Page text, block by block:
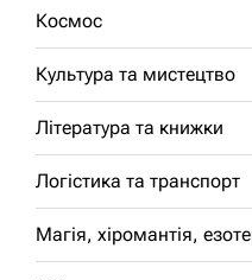
Космос
Культура та мистецтво
Література та книжки
Логістика та транспорт
Магія, хіромантія,